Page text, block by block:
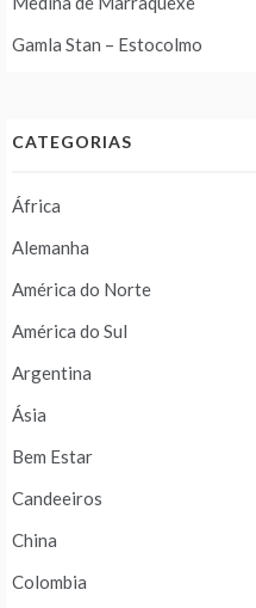
Gamla Stan – Estocolmo
CATEGORIAS
África
Alemanha
América do Norte
América do Sul
Argentina
Ásia
Bem Estar
Candeeiros
China
Colombia